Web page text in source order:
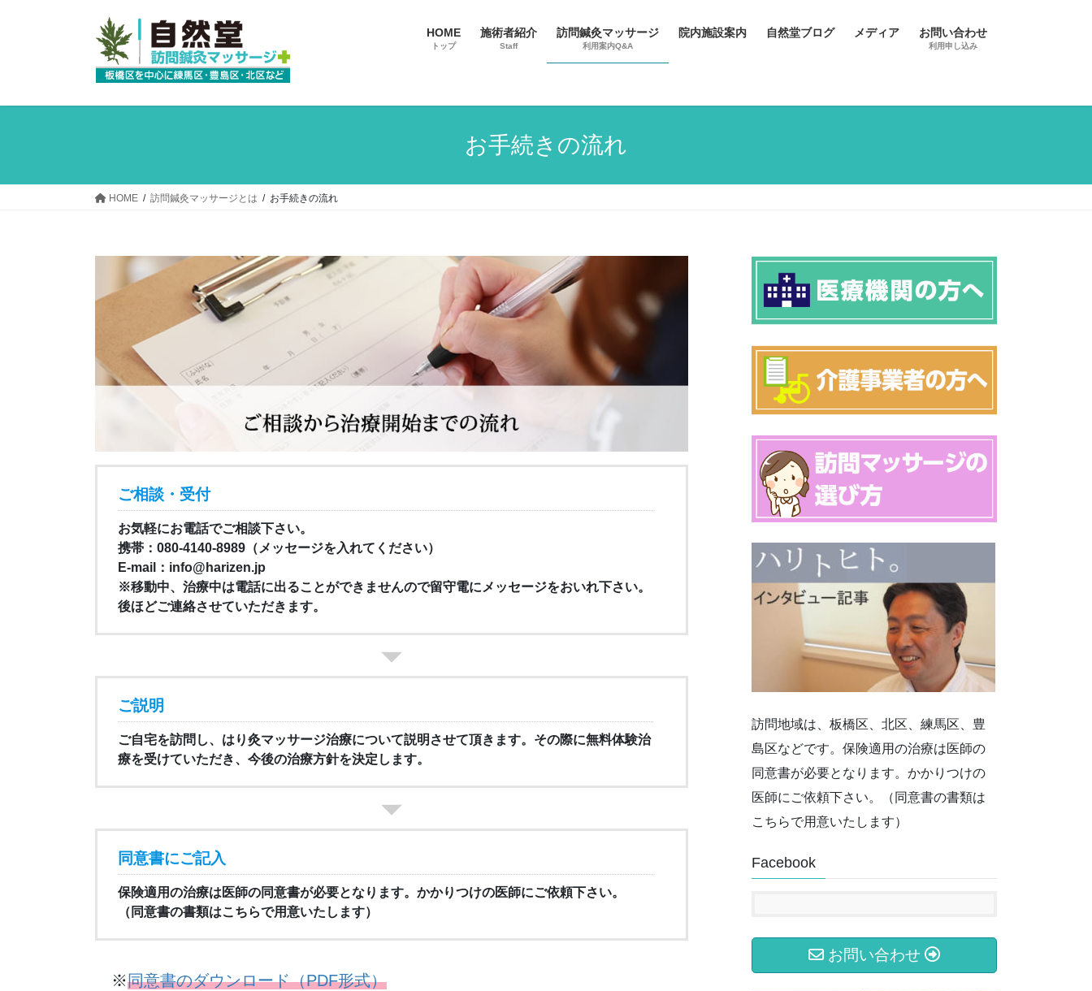
へ
プ
ョ
動
HOME
トップ
施術者紹介
Staff
訪問鍼灸マッサージ
利用案内Q&A
院内施設案内 自然堂ブログ メディア お問い合わせ
利用申し込み
お手続きの流れ
HOME 訪問鍼灸マッサージとは お手続きの流れ
ご相談・受付
お気軽にお電話でご相談下さい。
携帯：080-4140-8989（メッセージを入れてください）
E-mail：info@harizen.jp
※移動中、治療中は電話に出ることができませんので留守電にメッセージをおいれ下さい。
後ほどご連絡させていただきます。
ご説明
ご自宅を訪問し、はり灸マッサージ治療について説明させて頂きます。その際に無料体験治
療を受けていただき、今後の治療方針を決定します。
同意書にご記入
保険適用の治療は医師の同意書が必要となります。かかりつけの医師にご依頼下さい。
（同意書の書類はこちらで用意いたします）
※同意書のダウンロード（PDF形式）
訪問地域は、板橋区、北区、練馬区、豊
島区などです。保険適用の治療は医師の
同意書が必要となります。かかりつけの
医師にご依頼下さい。（同意書の書類は
こちらで用意いたします）
Facebook
お問い合わせ